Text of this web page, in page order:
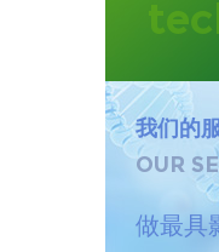
我们的
OUR
做最具